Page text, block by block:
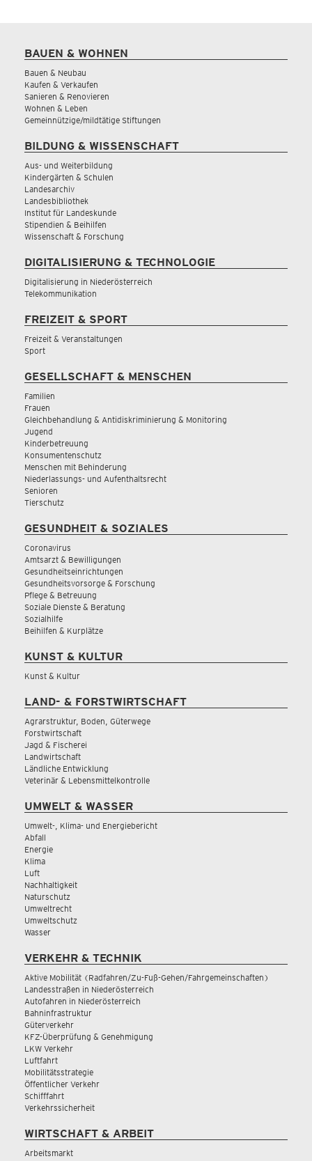
BAUEN & WOHNEN
Bauen & Neubau
Kaufen & Verkaufen
Sanieren & Renovieren
Wohnen & Leben
Gemeinnützige/mildtätige Stiftungen
BILDUNG & WISSENSCHAFT
Aus- und Weiterbildung
Kindergärten & Schulen
Landesarchiv
Landesbibliothek
Institut für Landeskunde
Stipendien & Beihilfen
Wissenschaft & Forschung
DIGITALISIERUNG & TECHNOLOGIE
Digitalisierung in Niederösterreich
Telekommunikation
FREIZEIT & SPORT
Freizeit & Veranstaltungen
Sport
GESELLSCHAFT & MENSCHEN
Familien
Frauen
Gleichbehandlung & Antidiskriminierung & Monitoring
Jugend
Kinderbetreuung
Konsumentenschutz
Menschen mit Behinderung
Niederlassungs- und Aufenthaltsrecht
Senioren
Tierschutz
GESUNDHEIT & SOZIALES
Coronavirus
Amtsarzt & Bewilligungen
Gesundheitseinrichtungen
Gesundheitsvorsorge & Forschung
Pflege & Betreuung
Soziale Dienste & Beratung
Sozialhilfe
Beihilfen & Kurplätze
KUNST & KULTUR
Kunst & Kultur
LAND- & FORSTWIRTSCHAFT
Agrarstruktur, Boden, Güterwege
Forstwirtschaft
Jagd & Fischerei
Landwirtschaft
Ländliche Entwicklung
Veterinär & Lebensmittelkontrolle
UMWELT & WASSER
Umwelt-, Klima- und Energiebericht
Abfall
Energie
Klima
Luft
Nachhaltigkeit
Naturschutz
Umweltrecht
Umweltschutz
Wasser
VERKEHR & TECHNIK
Aktive Mobilität (Radfahren/Zu-Fuß-Gehen/Fahrgemeinschaften)
Landesstraßen in Niederösterreich
Autofahren in Niederösterreich
Bahninfrastruktur
Güterverkehr
KFZ-Überprüfung & Genehmigung
LKW Verkehr
Luftfahrt
Mobilitätsstrategie
Öffentlicher Verkehr
Schifffahrt
Verkehrssicherheit
WIRTSCHAFT & ARBEIT
Arbeitsmarkt